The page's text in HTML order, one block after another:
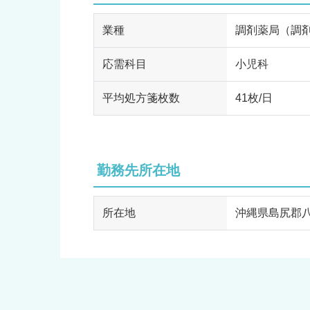
業種 調剤薬局（調
応需科目 小児科
平均処方箋枚数 41枚/日
勤務先所在地
所在地 沖縄県島尻郡